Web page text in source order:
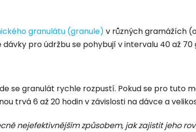
granulátu (granule) v různých gramážích
pro údržbu se pohybují v intervalu 40 až 70
se granulát rychle rozpustí. Pokud se pro tuto
trvá 6 až 20 hodin v závislosti na dávce a
nejefektivnějším způsobem, jak zajistit jeho